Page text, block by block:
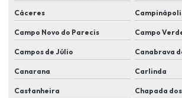
Instalação de alarme residencial
Instalação de alarmes comerciais
Instalação de câmera de segurança em lucas do
Instalação de câmeras e alarmes
Cáceres
Campo Novo do Parecis Campo
Campos de Júlio Canabrava
Canarana Carlinda
Castanheira Chapada